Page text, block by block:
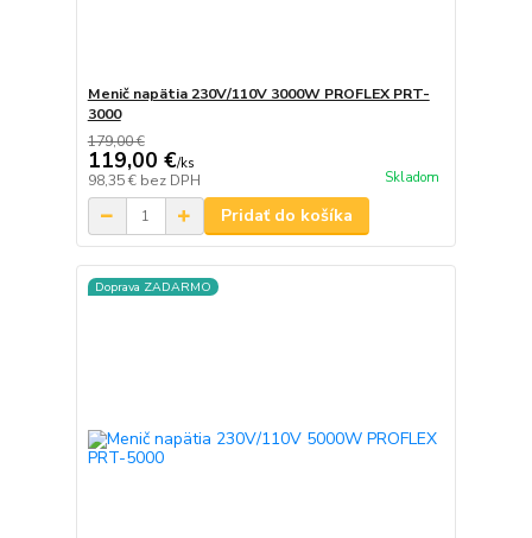
Menič napätia 230V/110V 3000W PROFLEX PRT-
3000
179,00 €
119,00 €/ks
98,35 € bez DPH Skladom
Pridať do košíka
Doprava ZADARMO